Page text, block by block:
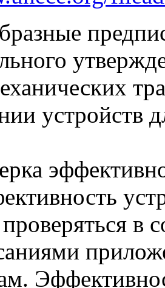
устройств
в